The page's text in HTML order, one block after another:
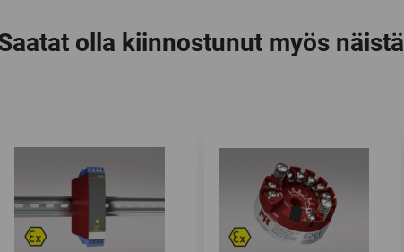
olla kiinnostunut myös näistä